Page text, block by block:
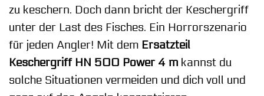
zu keschern. Doch dann bricht der Keschergriff
unter der Last des Fisches. Ein Horrorszenario
für jeden Angler! Mit dem Ersatzteil
Keschergriff HN 500 Power 4 m kannst du
solche Situationen vermeiden und dich voll und